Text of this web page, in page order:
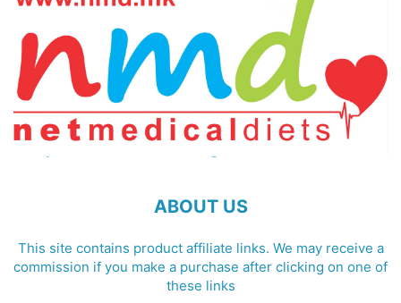
ABOUT US
This site contains product affiliate links. We may receive a
commission if you make a purchase after clicking on one of
these links